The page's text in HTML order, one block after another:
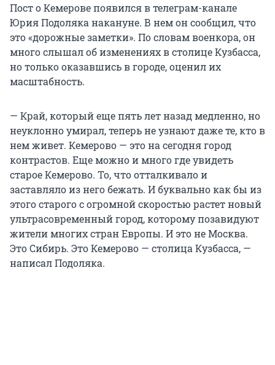
Пост о Кемерове появился в телеграм-канале
Юрия Подоляка накануне. В нем он сообщил, что
это «дорожные заметки». По словам военкора, он
много слышал об изменениях в столице Кузбасса,
но только оказавшись в городе, оценил их
масштабность.
— Край, который еще пять лет назад медленно, но
неуклонно умирал, теперь не узнают даже те, кто в
нем живет. Кемерово — это на сегодня город
контрастов. Еще можно и много где увидеть
старое Кемерово. То, что отталкивало и
заставляло из него бежать. И буквально как бы из
этого старого с огромной скоростью растет новый
ультрасовременный город, которому позавидуют
жители многих стран Европы. И это не Москва.
Это Сибирь. Это Кемерово — столица Кузбасса, —
написал Подоляка.